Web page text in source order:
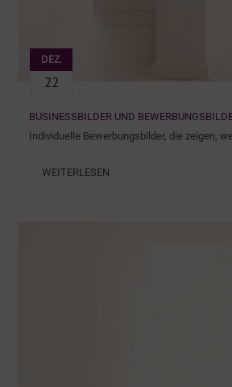
DEZ.
22
BUSINESSBILDER UND
Individuelle Bewerbungsbilder, die zeigen,
WEITERLESEN